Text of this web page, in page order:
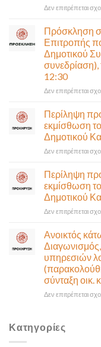
Δεν επιτρέπεται
Πρόσκληση
Επιτροπής
Δημοτικού
12:30
Δεν επιτρέπεται
Περίληψη
εκμίσθωση
Δημοτικού
Δεν επιτρέπεται
Περίληψη
εκμίσθωση
Δημοτικού
Δεν επιτρέπεται
Ανοικτός
υπηρεσιών
σύνταξη οικ.
Δεν επιτρέπεται
Κατηγορίες